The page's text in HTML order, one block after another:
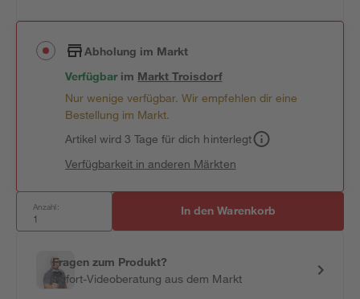
Abholung im Markt
Verfügbar im MarktTroisdorf
Nur wenige verfügbar. Wir empfehlen dir eine
Bestellung im Markt.
Artikel wird 3 Tage für dich hinterlegt
Verfügbarkeit in anderen Märkten
Anzahl: In den Warenkorb
Fragen zum Produkt?
Sofort-Videoberatung aus dem Markt